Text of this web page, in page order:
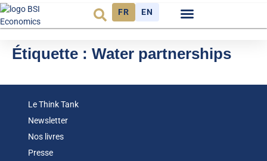
FR EN
Étiquette : Water partnerships
Le Think Tank
Newsletter
Nos livres
Presse